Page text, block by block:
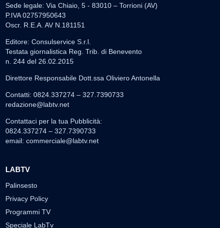
Sede legale: Via Chiaio, 5 - 83010 – Torrioni (AV)
P.IVA 02757950643
Oscr. R.E.A. AV N.181151
Editore: Consulservice S.r.l.
Testata giornalistica Reg. Trib. di Benevento
n. 244 del 26.02.2015
Direttore Responsabile Dott.ssa Oliviero Antonella
Contatti: 0824.337274 – 327.7390733
redazione@labtv.net
Contattaci per la tua Pubblicità:
0824.337274 – 327.7390733
email: commerciale@labtv.net
LABTV
Palinsesto
Privacy Policy
Programmi TV
Speciale LabTv